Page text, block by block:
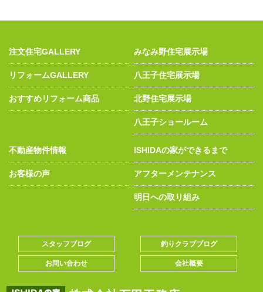
注文住宅GALLERY
リフォームGALLERY
おすすめリフォーム商品
みなみ野住宅展示場
八王子住宅展示場
北野住宅展示場
八王子ショールーム
不動産物件情報
お客様の声
ISHIDAの家ができるまで
アフターメンテナンス
明日への取り組み
スタッフブログ 釣りクラブブログ
お問い合わせ 会社概要